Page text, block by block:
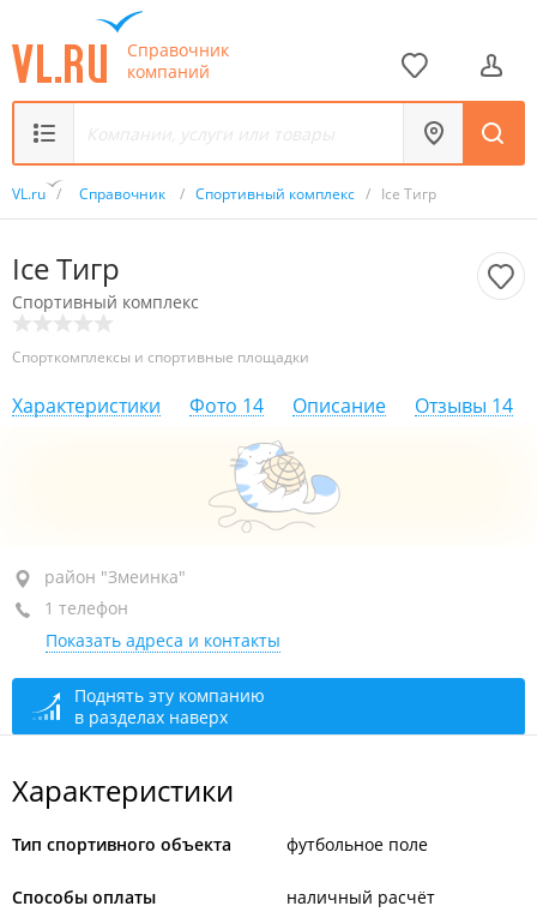
Справочник
компаний
VL.ru / Справочник / Спортивный комплекс / Ice Тигр
Ice Тигр
Спортивный комплекс
Спорткомплексы и спортивные площадки
Характеристики Фото 14 Описание Отзывы 14
район "Змеинка", ул. Поселковая 3-я, 20
+7 (423) 266-00-08
открыто: 06:00–01:00
район "Змеинка"
1 телефон
Показать адреса и контакты
Поднять эту компанию
в разделах наверх
Характеристики
Тип спортивного объекта футбольное поле
Способы оплаты наличный расчёт